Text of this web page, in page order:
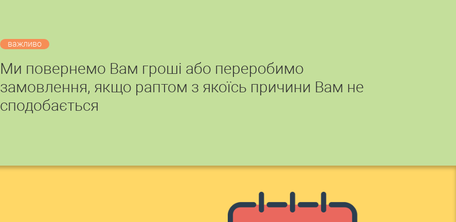
важливо
Ми повернемо Вам гроші або переробимо
замовлення, якщо раптом з якоїсь причини Вам не
сподобається